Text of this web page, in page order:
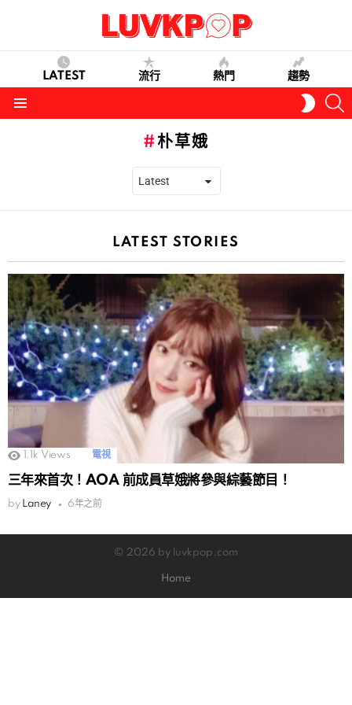
LATEST 流行 熱門 趨勢
SKIN
朴草娥
LATEST STORIES
1.1k Views 電視
三年來首次！AOA 前成員草娥將參與綜藝節目！
by Laney 6年之前
© 2026 by luvkpop.com
Home